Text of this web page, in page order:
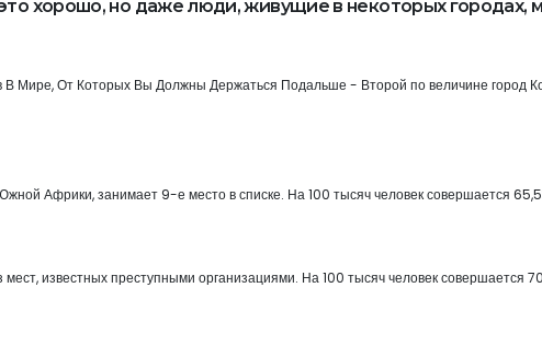
хорошо, но даже люди, живущие в некоторых городах,
Мире, От Которых Вы Должны Держаться Подальше - Второй по величине город
Африки, занимает 9-е место в списке. На 100 тысяч человек совершается
известных преступными организациями. На 100 тысяч человек совершается